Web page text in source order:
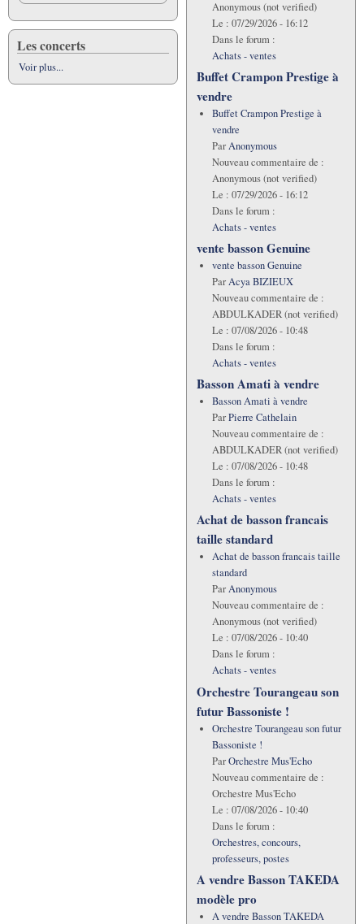
Les concerts
Voir plus...
Anonymous (not verified)
Le : 07/29/2026 - 16:12
Dans le forum :
Achats - ventes
Buffet Crampon Prestige à
vendre
Buffet Crampon Prestige à
vendre
ParAnonymous
Nouveau commentaire de :
Anonymous (not verified)
Le : 07/29/2026 - 16:12
Dans le forum :
Achats - ventes
vente basson Genuine
vente basson Genuine
ParAcya BIZIEUX
Nouveau commentaire de :
ABDULKADER (not verified)
Le : 07/08/2026 - 10:48
Dans le forum :
Achats - ventes
Basson Amati à vendre
Basson Amati à vendre
ParPierre Cathelain
Nouveau commentaire de :
ABDULKADER (not verified)
Le : 07/08/2026 - 10:48
Dans le forum :
Achats - ventes
Achat de basson francais
taille standard
Achat de basson francais taille
standard
ParAnonymous
Nouveau commentaire de :
Anonymous (not verified)
Le : 07/08/2026 - 10:40
Dans le forum :
Achats - ventes
Orchestre Tourangeau son
futur Bassoniste !
Orchestre Tourangeau son futur
Bassoniste !
ParOrchestre Mus'Echo
Nouveau commentaire de :
Orchestre Mus'Echo
Le : 07/08/2026 - 10:40
Dans le forum :
Orchestres, concours,
professeurs, postes
A vendre Basson TAKEDA
modèle pro
A vendre Basson TAKEDA